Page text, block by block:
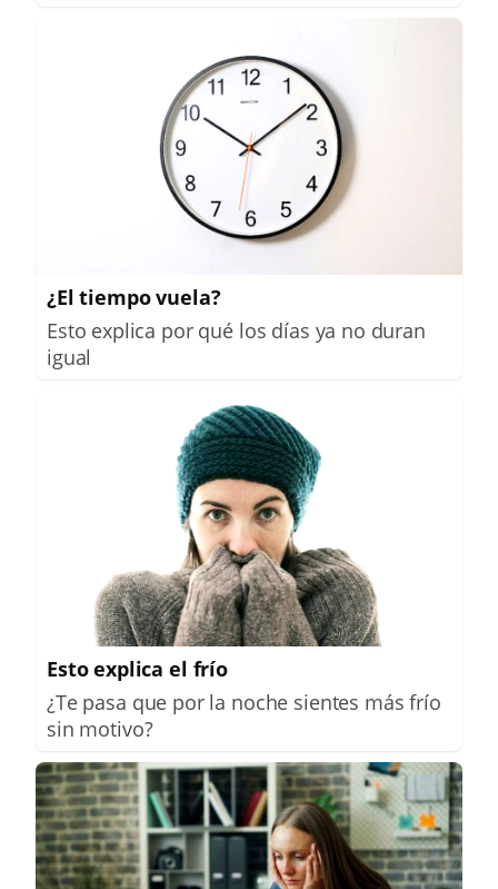
¿El tiempo vuela?
Esto explica por qué los días ya no duran
igual
Esto explica el frío
¿Te pasa que por la noche sientes más frío
sin motivo?